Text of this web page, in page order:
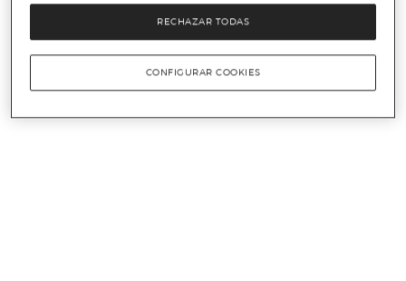
RECHAZAR TODAS
CONFIGURAR COOKIES